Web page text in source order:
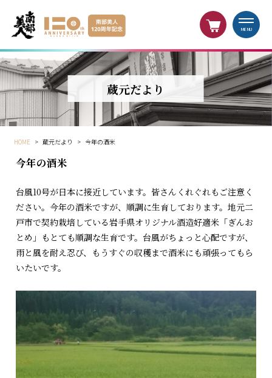
MENU
蔵元だより
HOME > 蔵元だより > 今年の酒米
今年の酒米
台風10号が日本に接近しています。皆さんくれぐれもご注意く
ださい。今年の酒米ですが、順調に生育しております。地元二
戸市で契約栽培している岩手県オリジナル酒造好適米「ぎんお
とめ」もとても順調な生育です。台風がちょっと心配ですが、
雨と風を耐え忍び、もうすぐの収穫まで酒米にも頑張ってもら
いたいです。